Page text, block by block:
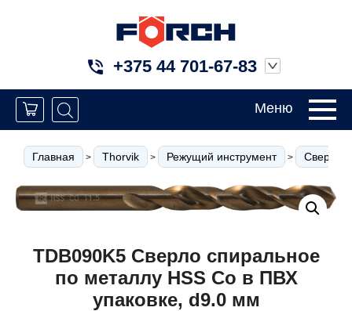
+375 44 701-67-83
Меню
Главная > Thorvik > Режущий инструмент > Сверла
TDB090K5 Сверло спиральное
по металлу HSS Co в ПВХ
упаковке, d9.0 мм